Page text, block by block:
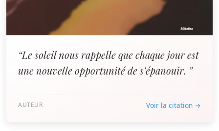
“Le soleil nous rappelle que chaque jour est
une nouvelle opportunité de s'épanouir. ”
AUTEUR Voir la citation →